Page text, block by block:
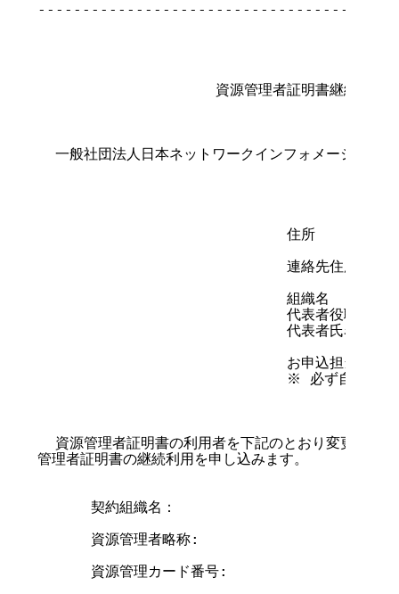
資源管理者証明書継続利用
一般社団法人日本ネットワークインフォメーション
                            住所
                            連絡先住所
                            組織名
                            代表者役職
代表者氏名
お申込担当者ご
※ 必ず自署願い
資源管理者証明書の利用者を下記のとおり変更し、
管理者証明書の継続利用を申し込みます。
      契約組織名：
      資源管理者略称:
      資源管理カード番号: